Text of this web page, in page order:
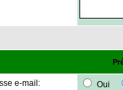
e-mail:
Oui